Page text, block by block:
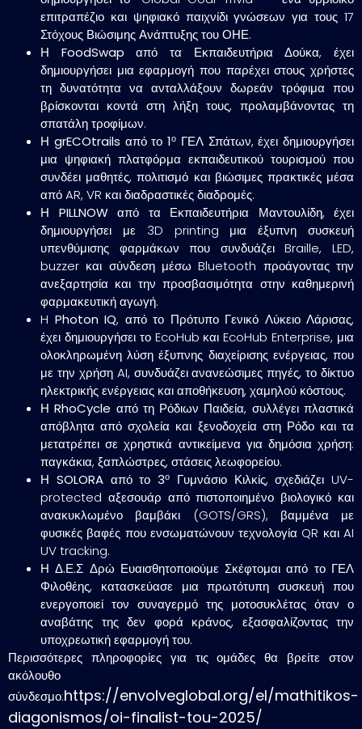
επιτραπέζιο και ψηφιακό παιχνίδι γνώσεων για τους 17
Στόχους Βιώσιμης Ανάπτυξης του ΟΗΕ.
Η FoodSwap από τα Εκπαιδευτήρια Δούκα, έχει
δημιουργήσει μια εφαρμογή που παρέχει στους χρήστες
τη δυνατότητα να ανταλλάξουν δωρεάν τρόφιμα που
βρίσκονται κοντά στη λήξη τους, προλαμβάνοντας τη
σπατάλη τροφίμων.
Η grECOtrails από το 1ο ΓΕΛ Σπάτων, έχει δημιουργήσει
μια ψηφιακή πλατφόρμα εκπαιδευτικού τουρισμού που
συνδέει μαθητές, πολιτισμό και βιώσιμες πρακτικές μέσα
από AR, VR και διαδραστικές διαδρομές.
Η PILLNOWαπό τα Εκπαιδευτήρια Μαντουλίδη, έχει
δημιουργήσει με 3D printing μια έξυπνη συσκευή
υπενθύμισης φαρμάκων που συνδυάζει Braille, LED,
buzzer και σύνδεση μέσω Bluetooth προάγοντας την
ανεξαρτησία και την προσβασιμότητα στην καθημερινή
φαρμακευτική αγωγή.
H Photon IQ, από το Πρότυπο Γενικό Λύκειο Λάρισας,
έχει δημιουργήσει το EcoHub και EcoHub Enterprise, μια
ολοκληρωμένη λύση έξυπνης διαχείρισης ενέργειας, που
με την χρήση AI, συνδυάζει ανανεώσιμες πηγές, το δίκτυο
ηλεκτρικής ενέργειας και αποθήκευση, χαμηλού κόστους.
ΗRhoCycle από τη Ρόδιων Παιδεία, συλλέγει πλαστικά
απόβλητα από σχολεία και ξενοδοχεία στη Ρόδο και τα
μετατρέπει σε χρηστικά αντικείμενα για δημόσια χρήση:
παγκάκια, ξαπλώστρες, στάσεις λεωφορείου.
Η SOLORAαπό το 3ο Γυμνάσιο Κιλκίς, σχεδιάζει UV-
protected αξεσουάρ από πιστοποιημένο βιολογικό και
ανακυκλωμένο βαμβάκι (GOTS/GRS), βαμμένα με
φυσικές βαφές που ενσωματώνουν τεχνολογία QR και AI
UV tracking.
ΗΔ.Ε.Σ Δρώ Ευαισθητοποιούμε Σκέφτομαι από το ΓΕΛ
Φιλοθέης, κατασκεύασε μια πρωτότυπη συσκευή που
ενεργοποιεί τον συναγερμό της μοτοσυκλέτας όταν ο
αναβάτης της δεν φορά κράνος, εξασφαλίζοντας την
υποχρεωτική εφαρμογή του.
Περισσότερες πληροφορίες για τις ομάδες θα βρείτε στον
ακόλουθο
σύνδεσμο:https://envolveglobal.org/el/mathitikos-
diagonismos/oi-finalist-tou-2025/